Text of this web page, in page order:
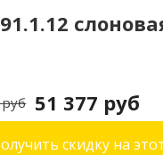
51 377 руб
скидку на